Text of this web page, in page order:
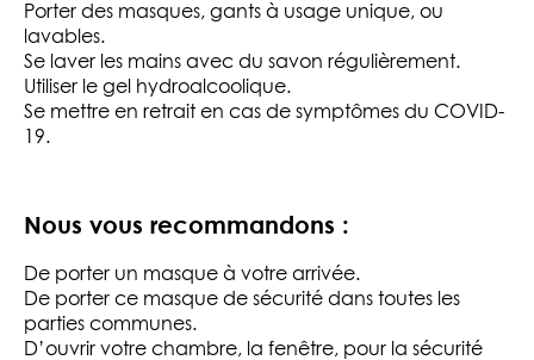
Porter des masques, gants à usage unique, ou
lavables.
Se laver les mains avec du savon régulièrement.
Utiliser le gel hydroalcoolique.
Se mettre en retrait en cas de symptômes du COVID-
19.
Nous vous recommandons :
De porter un masque à votre arrivée.
De porter ce masque de sécurité dans toutes les
parties communes.
D’ouvrir votre chambre, la fenêtre, pour la sécurité